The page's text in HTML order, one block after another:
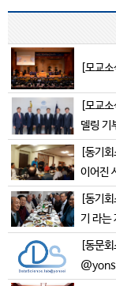
[모교
[모교
델링 기
[동기
이어진
[동기
기 라는
[동문